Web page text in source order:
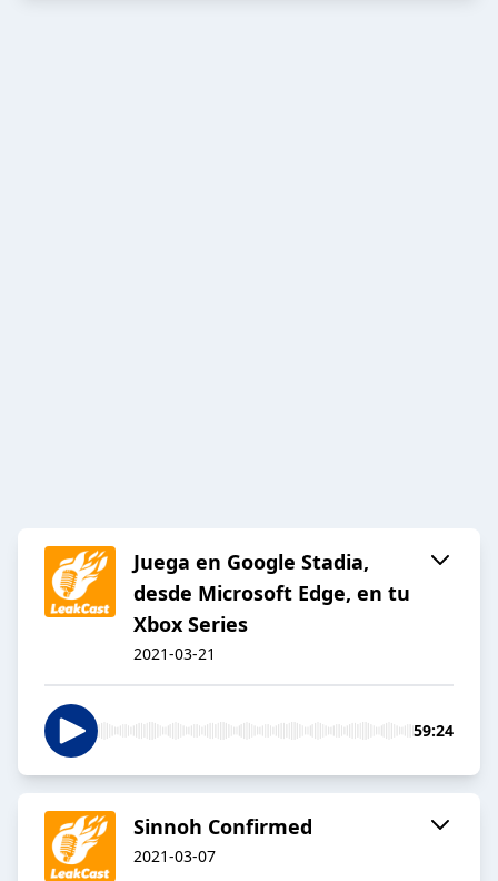
Juega en Google Stadia,
desde Microsoft Edge, en tu
Xbox Series
2021-03-21
59:24
Sinnoh Confirmed
2021-03-07